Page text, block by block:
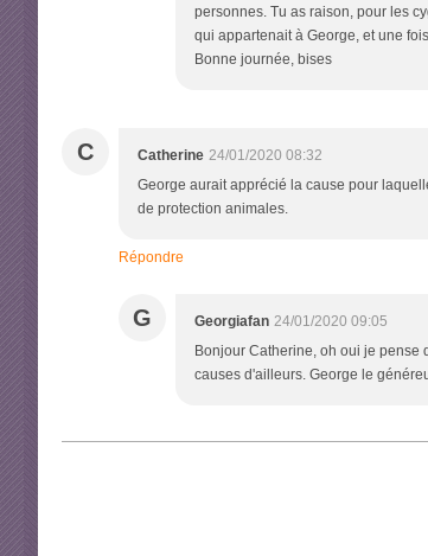
personnes. Tu as raison, pour les
qui appartenait à George, et une
Bonne journée, bises
C Catherine 24/01/2020 08:32
George aurait apprécié la cause pour
de protection animales.
Répondre
G Georgiafan 24/01/2020 09:05
Bonjour Catherine, oh oui je pense
causes d'ailleurs. George le